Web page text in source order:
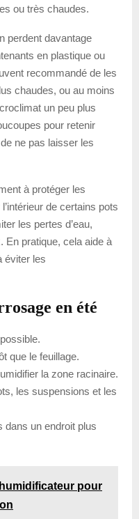
ou très chaudes.
perdent davantage
en plastique ou
recommandé de les
chaudes, ou au moins
un peu plus
pour retenir
ne pas laisser les
à protéger les
de certains pots
les pertes d’eau,
En pratique, cela aide à
éviter les
en été
que le feuillage.
la zone racinaire.
les suspensions et les
dans un endroit plus
pour